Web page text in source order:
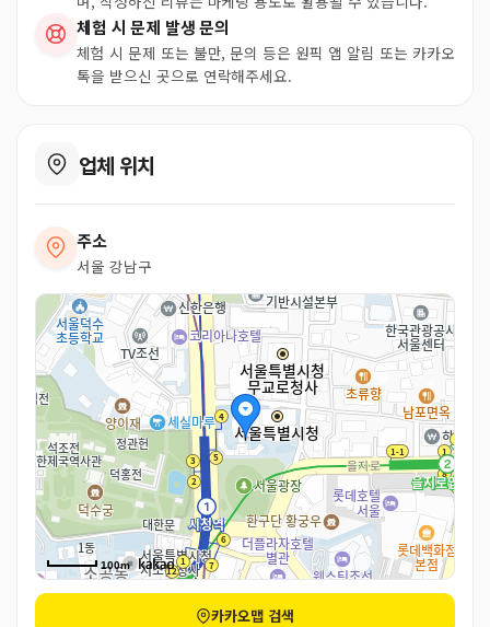
체험 시 문제 발생 문의
체험 시 문제 또는 불만, 문의 등은 원픽 앱 알림 또는 카카오
톡을 받으신 곳으로 연락해주세요.
업체 위치
주소
서울 강남구
100m
카카오맵 검색